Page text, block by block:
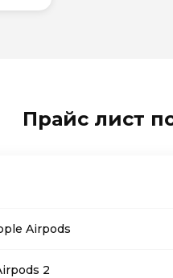
Прайс лист
Airpods
2